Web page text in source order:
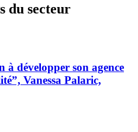
du secteur
à développer son agence
Vanessa Palaric,